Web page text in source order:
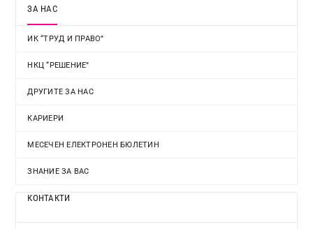
ЗА НАС
ИК “ТРУД И ПРАВО”
НКЦ “РЕШЕНИЕ”
ДРУГИТЕ ЗА НАС
КАРИЕРИ
МЕСЕЧЕН ЕЛЕКТРОНЕН БЮЛЕТИН
ЗНАНИЕ ЗА ВАС
КОНТАКТИ